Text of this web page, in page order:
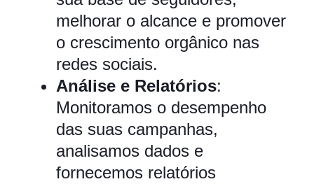
melhorar o alcance e promover
o crescimento orgânico nas
redes sociais.
Análise e Relatórios:
Monitoramos o desempenho
das suas campanhas,
analisamos dados e
fornecemos relatórios